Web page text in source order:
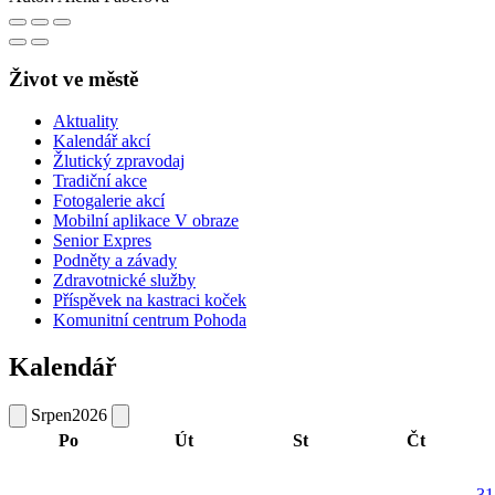
Život ve městě
Aktuality
Kalendář akcí
Žlutický zpravodaj
Tradiční akce
Fotogalerie akcí
Mobilní aplikace V obraze
Senior Expres
Podněty a závady
Zdravotnické služby
Příspěvek na kastraci koček
Komunitní centrum Pohoda
Kalendář
Srpen2026
Po
Út St Čt